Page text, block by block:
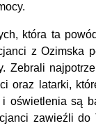
która ta
z Ozimska
Zebrali
oraz latarki,
oświetlenia są
zawieźli do